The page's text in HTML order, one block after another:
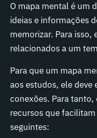
O mapa mental é um
ideias e informações
memorizar. Para isso,
relacionados a um
Para que um mapa
aos estudos, ele deve
conexões. Para
recursos que
seguintes: